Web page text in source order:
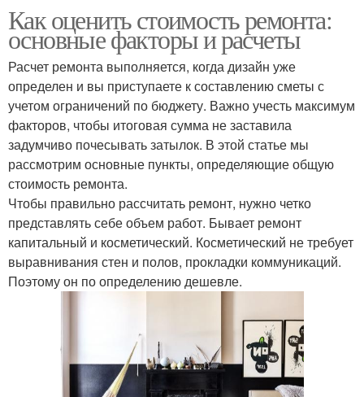
Как оценить стоимость ремонта:
основные факторы и расчеты
Расчет ремонта выполняется, когда дизайн уже
определен и вы приступаете к составлению сметы с
учетом ограничений по бюджету. Важно учесть максимум
факторов, чтобы итоговая сумма не заставила
задумчиво почесывать затылок. В этой статье мы
рассмотрим основные пункты, определяющие общую
стоимость ремонта.
Чтобы правильно рассчитать ремонт, нужно четко
представлять себе объем работ. Бывает ремонт
капитальный и косметический. Косметический не требует
выравнивания стен и полов, прокладки коммуникаций.
Поэтому он по определению дешевле.